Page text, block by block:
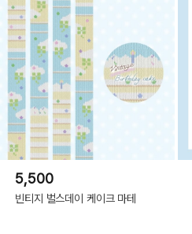
5,500
빈티지 벌스데이 케이크 마테